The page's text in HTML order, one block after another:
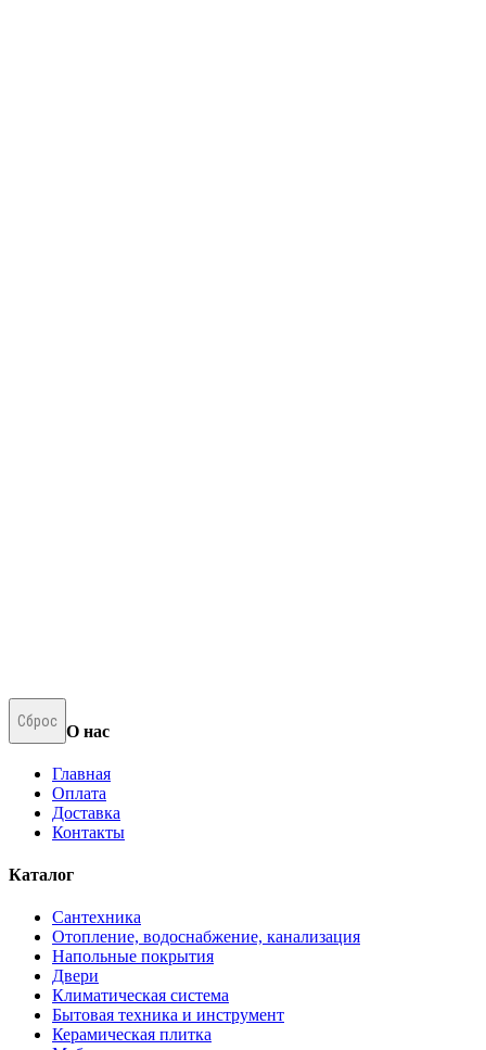
Сброс
О нас
Главная
Оплата
Доставка
Контакты
Каталог
Сантехника
Отопление, водоснабжение, канализация
Напольные покрытия
Двери
Климатическая система
Бытовая техника и инструмент
Керамическая плитка